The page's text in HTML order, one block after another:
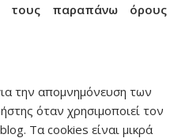
τους παραπάνω όρους
την απομνημόνευση των
όταν χρησιμοποιεί τον
Τα cookies είναι μικρά